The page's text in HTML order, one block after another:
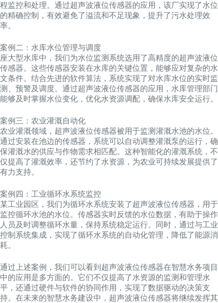
程监控和处理。通过超声波液位传感器的应用，该厂实现了水位
的精确控制，有效避免了溢流和不足现象，提升了污水处理效
率。
案例二：水库水位管理与调度
座大型水库中，我们为水位监测系统选用了高精度的超声波液位
传感器。这些传感器安装在水库的关键位置，能够应对复杂的水
文条件。结合先进的软件算法，系统实现了对水库水位的实时监
测、预警及调度。通过超声波液位传感器的应用，水库管理部门
能够及时掌握水位变化，优化水资源调配，确保水库安全运行。
案例三：农业灌溉自动化
农业灌溉领域，超声波液位传感器被用于监测灌溉水池的水位。
通过安装在池边的传感器，系统可以自动调整灌溉泵的运行，确
保灌溉水的供应与作物需求相匹配。这种智能化的灌溉系统，不
仅提高了灌溉效率，还节约了水资源，为农业可持续发展提供了
有力支持。
案例四：工业循环水系统监控
某工业园区，我们为循环水系统安装了超声波液位传感器，用于
监控循环水池的水位。传感器实时反馈的水位数据，有助于操作
人员及时调整循环水量，保持系统稳定运行。同时，通过与工业
控制系统集成，实现了循环水系统的自动化管理，降低了能源消
耗。
通过上述案例，我们可以看到超声波液位传感器在智慧水务项目
中的应用是多方面的。它们不仅提高了水资源的监测和管理水
平，还通过硬件与软件的协同作用，实现了数据驱动的决策支
持。在未来的智慧水务建设中，超声波液位传感器将继续发挥其